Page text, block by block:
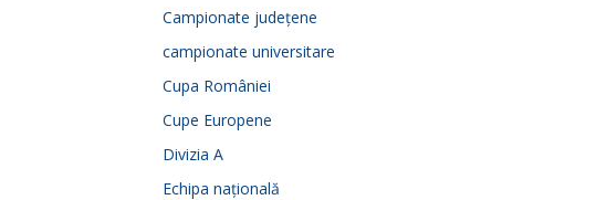
Campionate județene
campionate universitare
Cupa României
Cupe Europene
Divizia A
Echipa națională